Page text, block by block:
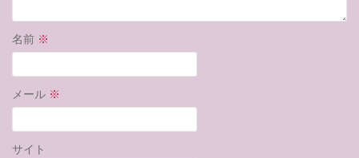
名前 ※
メール ※
サイト